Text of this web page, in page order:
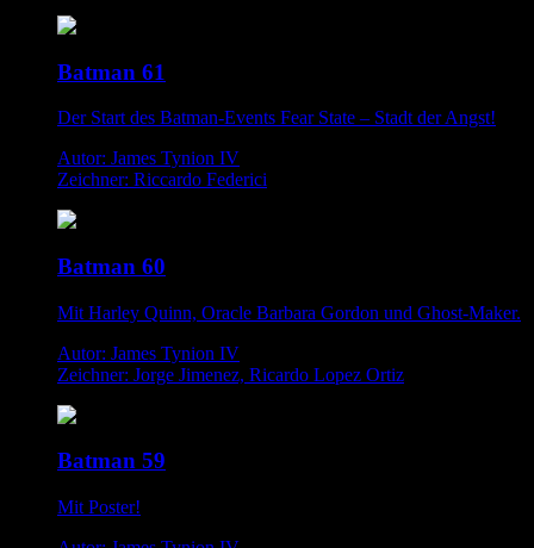
Batman 61
Der Start des Batman-Events Fear State – Stadt der Angst!
Autor: James Tynion IV
Zeichner: Riccardo Federici
Batman 60
Mit Harley Quinn, Oracle Barbara Gordon und Ghost-Maker.
Autor: James Tynion IV
Zeichner: Jorge Jimenez, Ricardo Lopez Ortiz
Batman 59
Mit Poster!